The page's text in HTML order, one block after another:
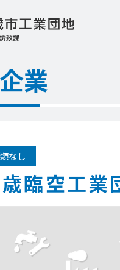
業
なし
臨空工